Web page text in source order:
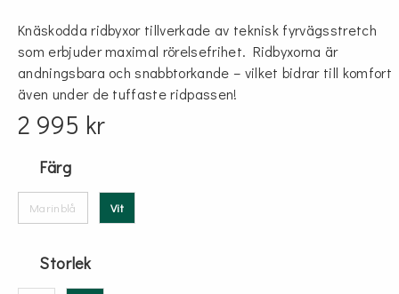
Knäskodda ridbyxor tillverkade av teknisk fyrvägsstretch
som erbjuder maximal rörelsefrihet. Ridbyxorna är
andningsbara och snabbtorkande – vilket bidrar till komfort
även under de tuffaste ridpassen!
2 995 kr
Färg
Marinblå Vit
Storlek